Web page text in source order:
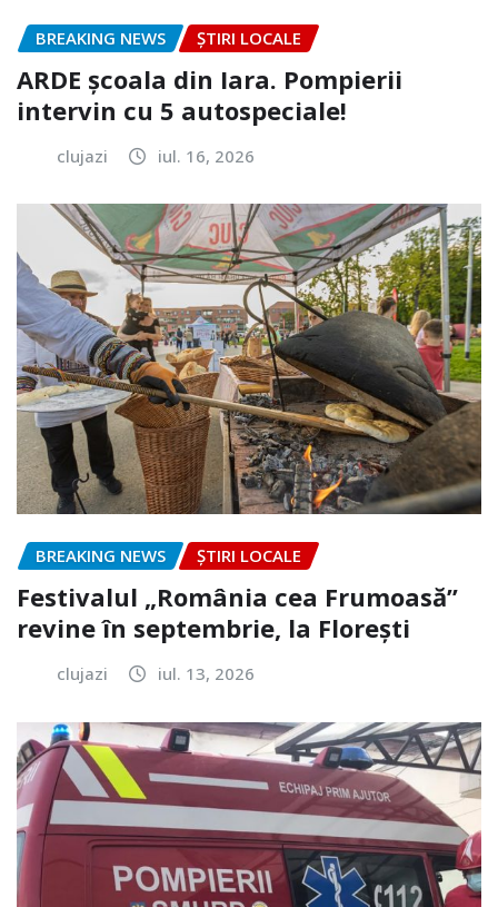
BREAKING NEWS ȘTIRI LOCALE
ARDE școala din Iara. Pompierii
intervin cu 5 autospeciale!
clujazi iul. 16, 2026
BREAKING NEWS ȘTIRI LOCALE
Festivalul „România cea Frumoasă”
revine în septembrie, la Florești
clujazi iul. 13, 2026